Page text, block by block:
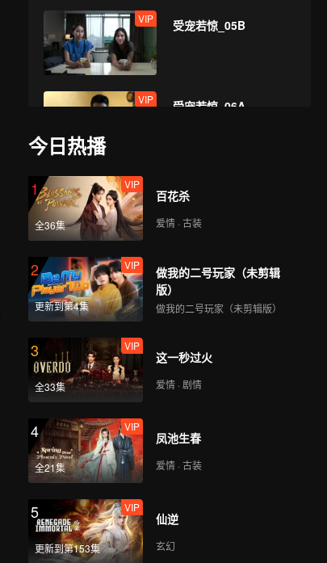
VIP 受宠若惊_05B
VIP 受宠若惊_06A
VIP 受宠若惊_06B
VIP 受宠若惊_07A
VIP 受宠若惊_07B
VIP 受宠若惊_08A
VIP 受宠若惊_08B
今日热播
1
全36集
VIP
百花杀
爱情 · 古装
2
更新到第4集
VIP
做我的二号玩家（未剪辑
版）
做我的二号玩家（未剪辑版）
3
全33集
VIP
这一秒过火
爱情 · 剧情
4
全21集
VIP
凤池生春
爱情 · 古装
5
更新到第153集
VIP
仙逆
玄幻